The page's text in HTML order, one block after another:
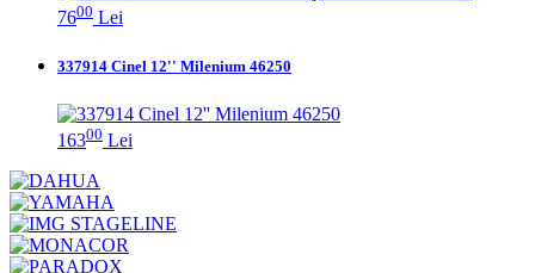
7600 Lei
337914 Cinel 12'' Milenium 46250
16300 Lei